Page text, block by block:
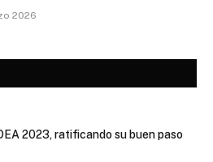
2026
2023, ratificando su buen paso